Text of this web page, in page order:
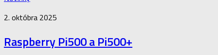
2. októbra 2025
Raspberry Pi500 a Pi500+